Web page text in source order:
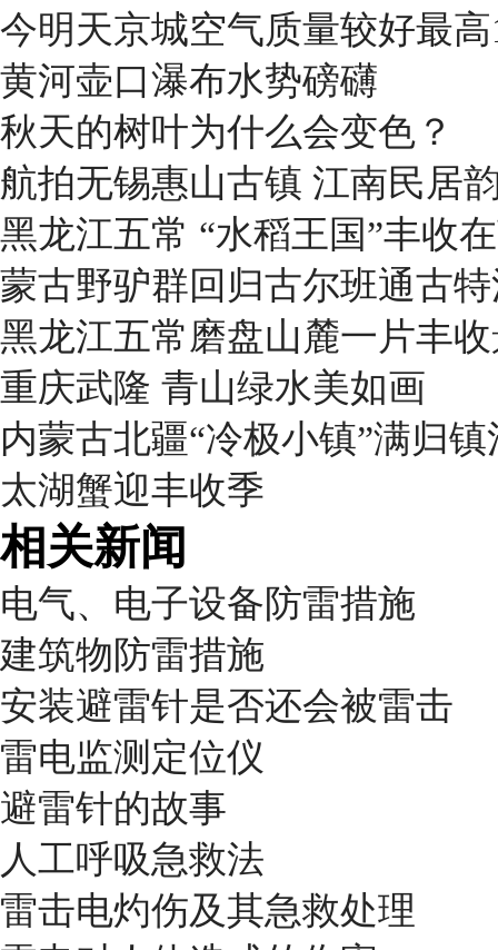
今明天京城空气质量较好最
黄河壶口瀑布水势磅礴
秋天的树叶为什么会变色？
航拍无锡惠山古镇 江南民居
黑龙江五常 “水稻王国”丰收
蒙古野驴群回归古尔班通古
黑龙江五常磨盘山麓一片丰
重庆武隆 青山绿水美如画
内蒙古北疆“冷极小镇”满归
太湖蟹迎丰收季
相关新闻
电气、电子设备防雷措施
建筑物防雷措施
安装避雷针是否还会被雷击
雷电监测定位仪
避雷针的故事
人工呼吸急救法
雷击电灼伤及其急救处理